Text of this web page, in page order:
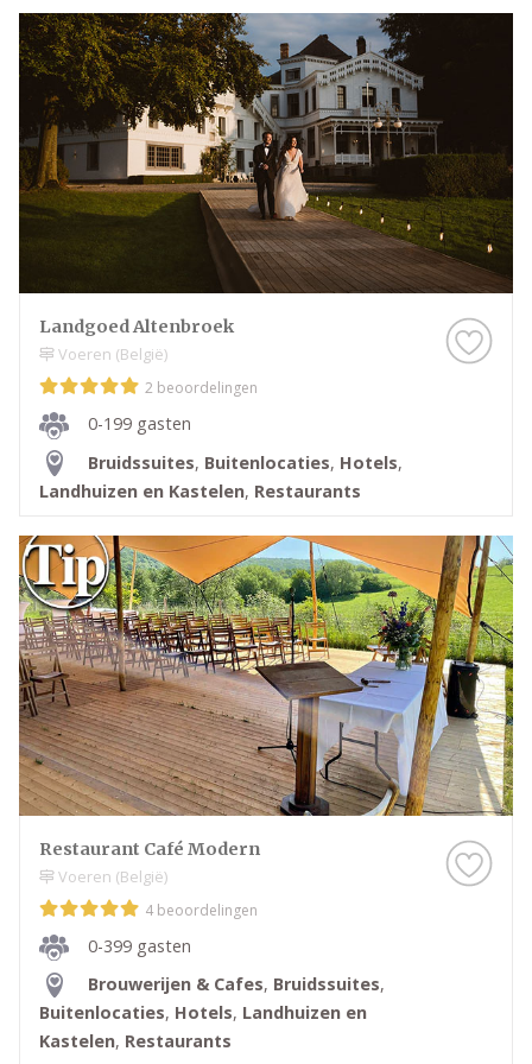
Landgoed Altenbroek
Voeren (België)
2 beoordelingen
0-199 gasten
Bruidssuites, Buitenlocaties, Hotels,
Landhuizen en Kastelen, Restaurants
Restaurant Café Modern
Voeren (België)
4 beoordelingen
0-399 gasten
Brouwerijen & Cafes, Bruidssuites,
Buitenlocaties, Hotels, Landhuizen en
Kastelen, Restaurants